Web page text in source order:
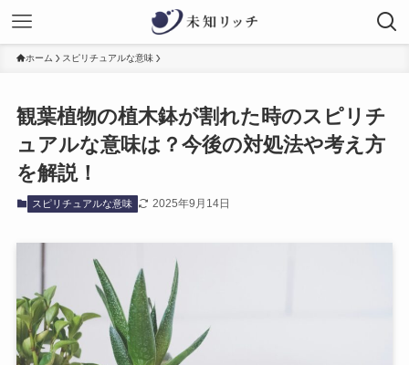
ホーム スピリチュアルな意味
観葉植物の植木鉢が割れた時のスピリチ
ュアルな意味は？今後の対処法や考え方
を解説！
スピリチュアルな意味 2025年9月14日